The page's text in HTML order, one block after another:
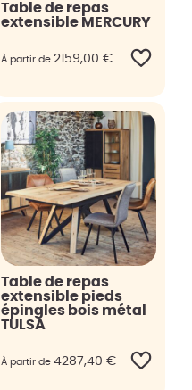
Table de repas
extensible MERCURY
À partir de 2159,00 €
Table de repas
extensible pieds
épingles bois métal
TULSA
À partir de 4287,40 €